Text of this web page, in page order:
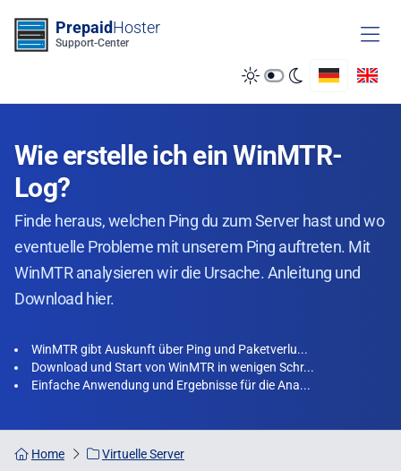
PrepaidHoster
Support-Center
Wie erstelle ich ein WinMTR-
Log?
Finde heraus, welchen Ping du zum Server hast und wo
eventuelle Probleme mit unserem Ping auftreten. Mit
WinMTR analysieren wir die Ursache. Anleitung und
Download hier.
WinMTR gibt Auskunft über Ping und Paketverlu...
Download und Start von WinMTR in wenigen Schr...
Einfache Anwendung und Ergebnisse für die Ana...
Home Virtuelle Server